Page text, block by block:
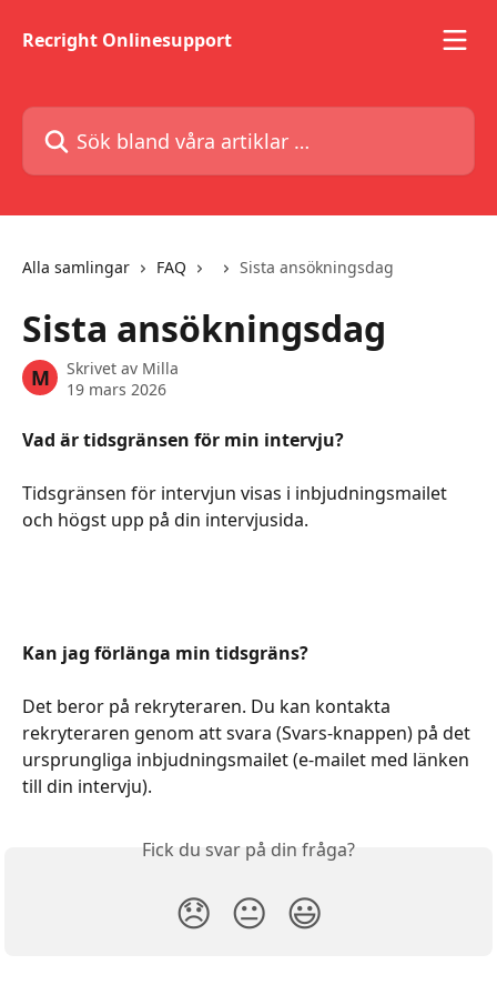
Recright Onlinesupport
Sök bland våra artiklar …
Alla samlingar FAQ Sista ansökningsdag
Sista ansökningsdag
M Skrivet av Milla
19 mars 2026
Vad är tidsgränsen för min intervju?
Tidsgränsen för intervjun visas i inbjudningsmailet
och högst upp på din intervjusida.
Kan jag förlänga min tidsgräns?
Det beror på rekryteraren. Du kan kontakta
rekryteraren genom att svara (Svars-knappen) på det
ursprungliga inbjudningsmailet (e-mailet med länken
till din intervju).
Fick du svar på din fråga?
😞 😐 😃